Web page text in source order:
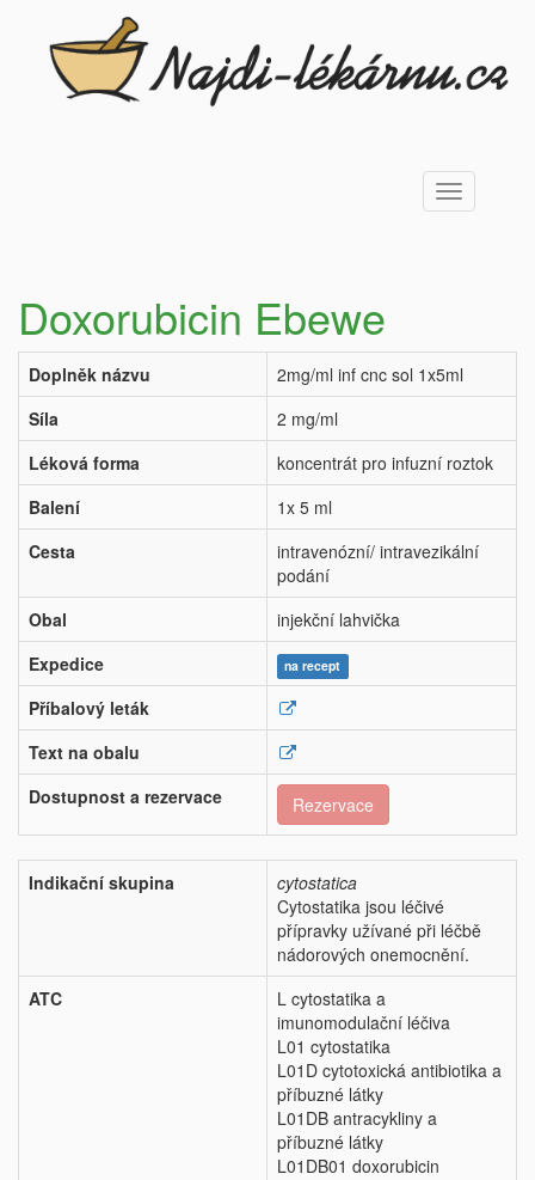
Toggle
navigation
Doxorubicin Ebewe
Doplněk názvu
2mg/ml inf cnc sol 1x5ml
Síla
2 mg/ml
Léková forma
koncentrát pro infuzní roztok
Balení
1x 5 ml
Cesta
intravenózní/ intravezikální
podání
Obal
injekční lahvička
Expedice
na recept
Příbalový leták
Text na obalu
Dostupnost a rezervace
Rezervace
Indikační skupina
cytostatica
Cytostatika jsou léčivé
přípravky užívané při léčbě
nádorových onemocnění.
ATC
L cytostatika a
imunomodulační léčiva
L01 cytostatika
L01D cytotoxická antibiotika a
příbuzné látky
L01DB antracykliny a
příbuzné látky
L01DB01 doxorubicin